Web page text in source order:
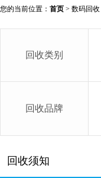
您的当前位置： 首页 > 数码回收
回收类别
回收品牌
回收须知